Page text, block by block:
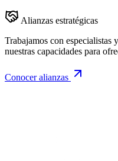
Alianzas estratégicas
Trabajamos con especialistas
nuestras capacidades para
Conocer alianzas